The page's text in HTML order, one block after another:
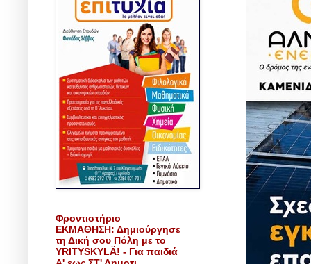
Φροντιστήριο
ΕΚΜΑΘΗΣΗ: Δημιούργησε
τη Δική σου Πόλη με το
YRITYSKYLÄ! - Για παιδιά